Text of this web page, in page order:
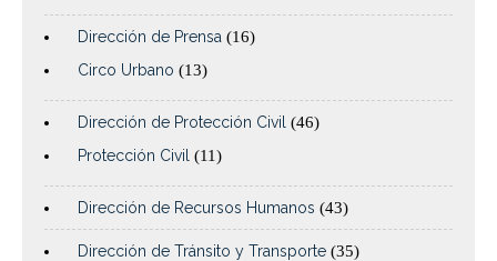
Dirección de Prensa (16)
Circo Urbano (13)
Dirección de Protección Civil (46)
Protección Civil (11)
Dirección de Recursos Humanos (43)
Dirección de Tránsito y Transporte (35)